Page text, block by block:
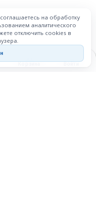
Корзина Войти
на обработку
аналитического
отключить cookies в